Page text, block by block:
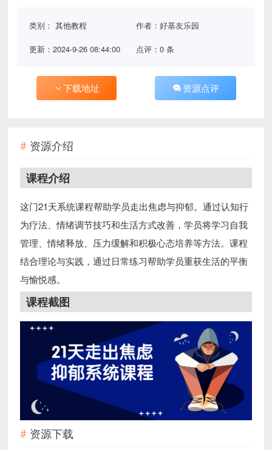
类别：其他教程 作者：好基友乐园
更新：2024-9-26 08:44:00 点评：0 条
下载地址 资源点评
资源介绍
课程介绍
这门21天系统课程帮助学员走出焦虑与抑郁。通过认知行
为疗法、情绪调节技巧和生活方式改善，学员将学习自我
管理、情绪释放、压力缓解和积极心态培养等方法。课程
结合理论与实践，通过日常练习帮助学员重获生活的平衡
与愉悦感。
课程截图
资源下载